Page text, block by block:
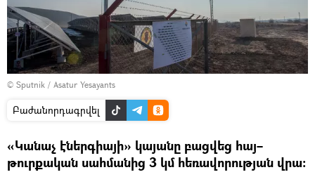
© Sputnik / Asatur Yesayants
Բաժանորդագրվել
«Կանաչ էներգիայի» կայանը բացվեց հայ–
թուրքական սահմանից 3 կմ հեռավորության վրա։